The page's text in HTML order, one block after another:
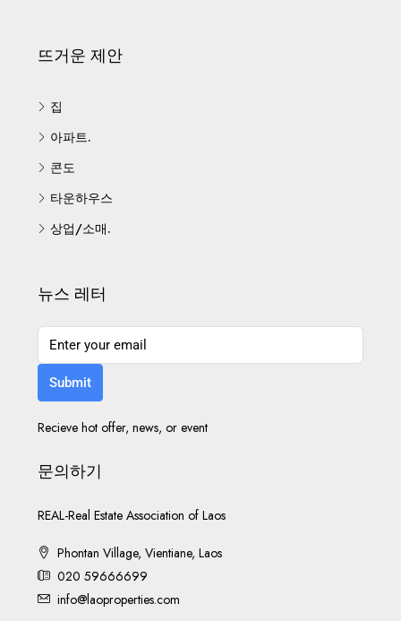
뜨거운 제안
집
아파트.
콘도
타운하우스
상업/소매.
뉴스 레터
Submit
Recieve hot offer, news, or event
문의하기
REAL-Real Estate Association of Laos
Phontan Village, Vientiane, Laos
020 59666699
info@laoproperties.com